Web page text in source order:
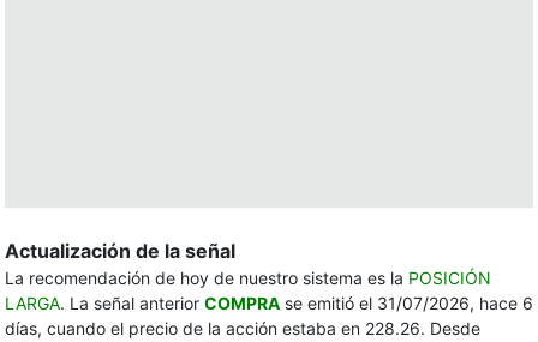
Actualización de la señal
La recomendación de hoy de nuestro sistema es la POSICIÓN
LARGA. La señal anterior COMPRA se emitió el 31/07/2026, hace 6
días, cuando el precio de la acción estaba en 228.26. Desde